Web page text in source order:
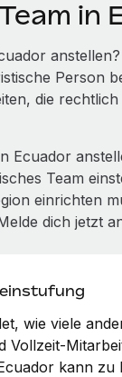
in
Person
die
Ecuador
Team
einrichten
dich jetzt
wie viele
kann